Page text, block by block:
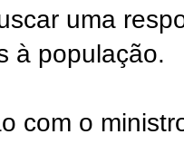
uma
à população.
com o